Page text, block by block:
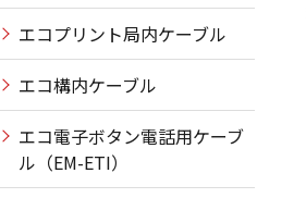
エコプリント局内ケーブル
エコ構内ケーブル
エコ電子ボタン電話用ケーブ
ル（EM-ETI）